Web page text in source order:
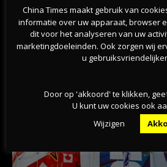
Previous article
疑与沙门氏菌感染有关 欧洲6国包
括荷兰回收健达奇趣蛋
蜂蜜
China Times maakt gebruik van
informatie over uw apparaat, browser
dit voor het analyseren van uw
marketingdoeleinden. Ook zorgen wij
u
Door op 'akkoord' te klikken,
U kunt uw cookies ook
Wijzigen